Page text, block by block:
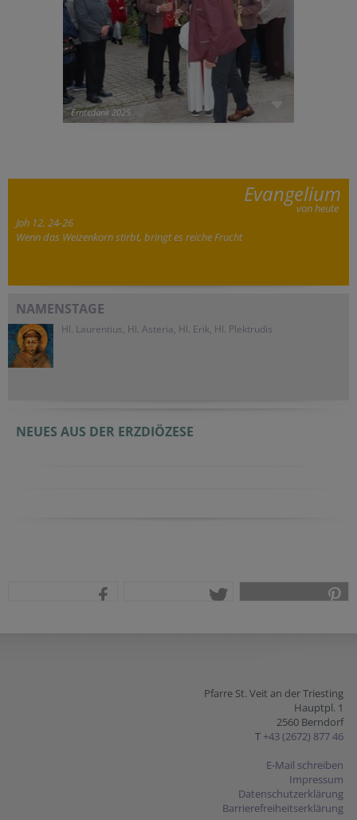
Erntedank 2025
Evangelium
von heute
Joh 12, 24-26
Wenn das Weizenkorn stirbt, bringt es reiche Frucht
NAMENSTAGE
Hl. Laurentius, Hl. Asteria, Hl. Erik, Hl. Plektrudis
NEUES AUS DER ERZDIÖZESE
Pfarre St. Veit an der Triesting
Hauptpl. 1
2560 Berndorf
T +43 (2672) 877 46
E-Mail schreiben
Impressum
Datenschutzerklärung
Barrierefreiheitserklärung